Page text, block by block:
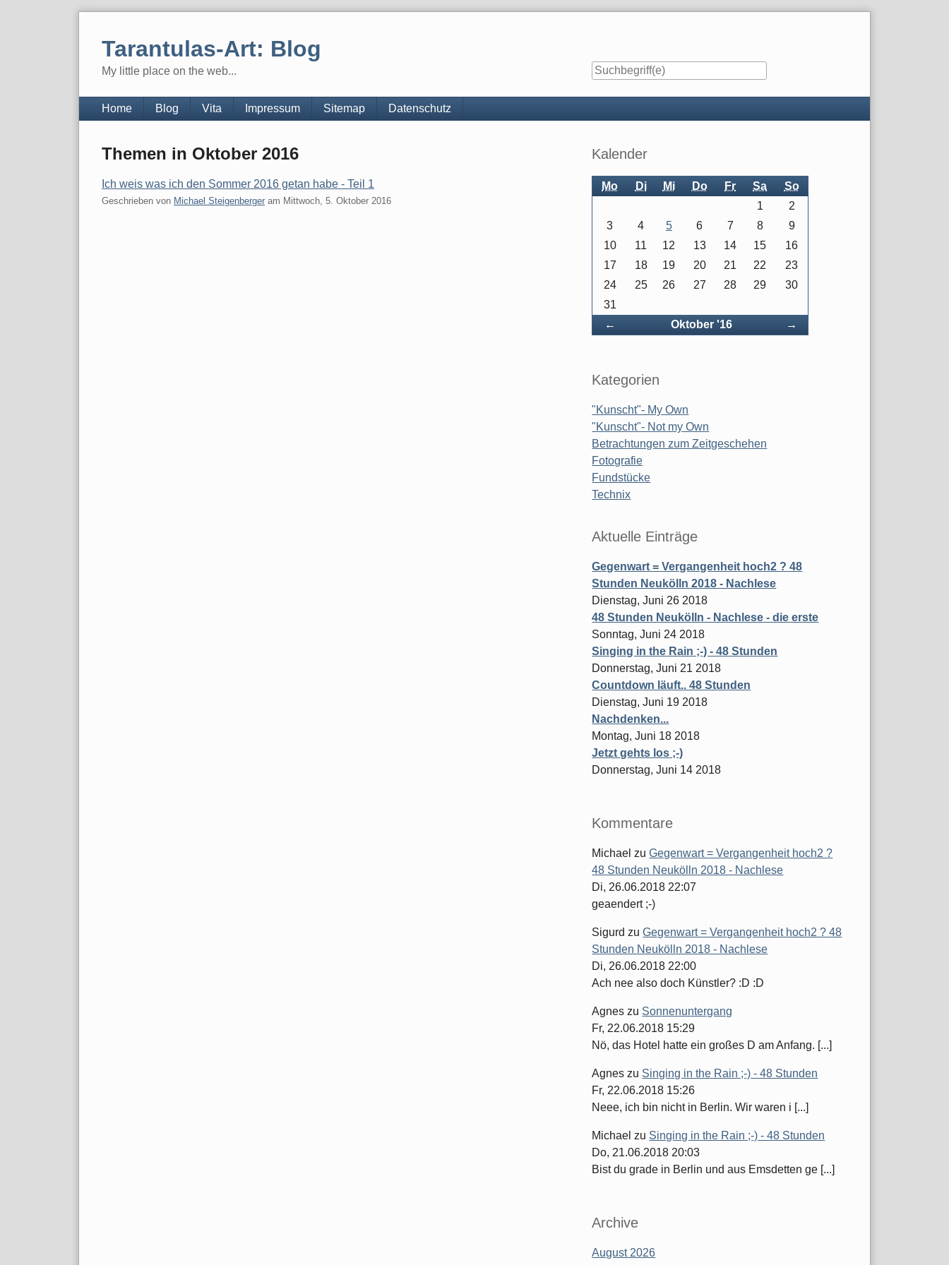
Tarantulas-Art: Blog
My little place on the web...
Navigation
Home Blog Vita Impressum Sitemap Datenschutz
Themen in Oktober 2016
Ich weis was ich den Sommer 2016 getan habe - Teil 1
Geschrieben von Michael Steigenberger am Mittwoch, 5. Oktober 2016
Seitenleiste
Kalender
Mo Di Mi Do Fr Sa So
← Oktober '16 Vorwärts
→
1
2
3
4 5 6 7 8
9
10
11 12 13 14 15
16
17
18 19 20 21 22
23
24
25 26 27 28 29
30
31
Kategorien
"Kunscht"- My Own
"Kunscht"- Not my Own
Betrachtungen zum Zeitgeschehen
Fotografie
Fundstücke
Technix
Aktuelle Einträge
Gegenwart = Vergangenheit hoch2 ? 48
Stunden Neukölln 2018 - Nachlese
Dienstag, Juni 26 2018
48 Stunden Neukölln - Nachlese - die erste
Sonntag, Juni 24 2018
Singing in the Rain ;-) - 48 Stunden
Donnerstag, Juni 21 2018
Countdown läuft.. 48 Stunden
Dienstag, Juni 19 2018
Nachdenken...
Montag, Juni 18 2018
Jetzt gehts los ;-)
Donnerstag, Juni 14 2018
Kommentare
Michael zuGegenwart = Vergangenheit hoch2 ?
48 Stunden Neukölln 2018 - Nachlese
Di, 26.06.2018 22:07
geaendert ;-)
Sigurd zuGegenwart = Vergangenheit hoch2 ? 48
Stunden Neukölln 2018 - Nachlese
Di, 26.06.2018 22:00
Ach nee also doch Künstler? :D :D
Agnes zu Sonnenuntergang
Fr, 22.06.2018 15:29
Nö, das Hotel hatte ein großes D am Anfang. [...]
Agnes zu Singing in the Rain ;-) - 48 Stunden
Fr, 22.06.2018 15:26
Neee, ich bin nicht in Berlin. Wir waren i [...]
Michael zu Singing in the Rain ;-) - 48 Stunden
Do, 21.06.2018 20:03
Bist du grade in Berlin und aus Emsdetten ge [...]
Archive
August 2026